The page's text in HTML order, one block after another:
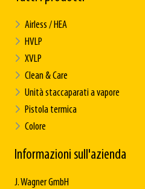
Airless / HEA
HVLP
XVLP
Clean & Care
Unità staccaparati a vapore
Pistola termica
Colore
Informazioni sull'azienda
J. Wagner GmbH